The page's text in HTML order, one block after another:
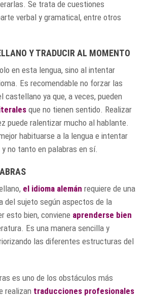
Se trata de cuestiones
verbal y gramatical, entre otros
Y TRADUCIR AL MOMENTO
en esta lengua, sino al intentar
Es recomendable no forzar las
castellano ya que, a veces, pueden
que no tienen sentido. Realizar
puede ralentizar mucho al hablante.
habituarse a la lengua e intentar
no tanto en palabras en sí.
el idioma alemán requiere de una
del sujeto según aspectos de la
esto bien, conviene aprenderse bien
Es una manera sencilla y
las diferentes estructuras del
es uno de los obstáculos más
realizan traducciones profesionales